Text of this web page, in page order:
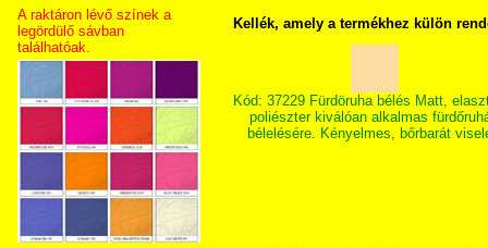
A raktáron lévő színek a
legördülő sávban
találhatóak.
Kellék, amely a termékhez külön
Kód: 37229 Fürdöruha bélés Matt,
poliészter kiválóan alkalmas
bélelésére. Kényelmes, bőrbarát